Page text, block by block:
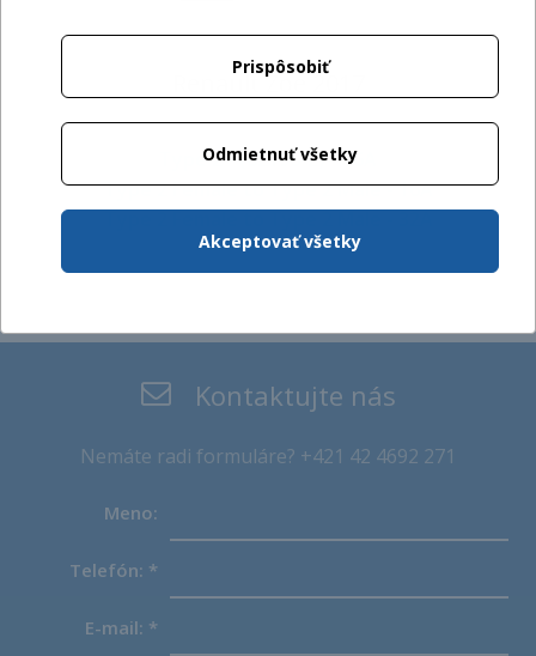
Renault Zoe 2017
Type 2 - (62196-2) - 16A
Type 2 Female to Type 2 Male - 16A
Type 2 Female to Type 2 Male - 32A
Kontaktujte nás
Nemáte radi formuláre? +421 42 4692 271
Meno:
Telefón: *
E-mail: *
Prispôsobiť
Odmietnuť všetky
Akceptovať všetky